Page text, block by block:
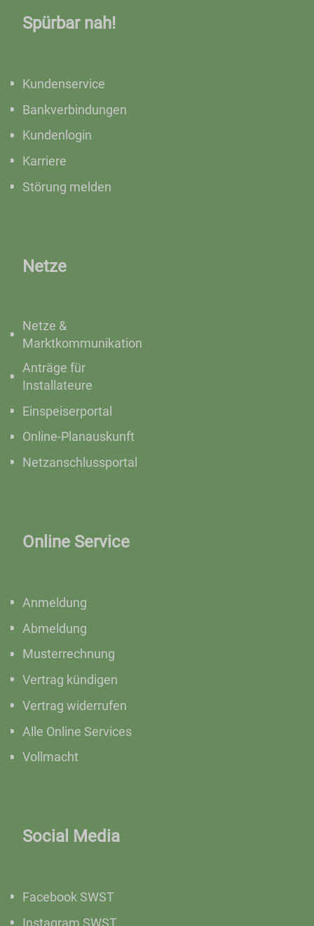
Spürbar nah!
Kundenservice
Bankverbindungen
Kundenlogin
Karriere
Störung melden
Netze
Netze &
Marktkommunikation
Anträge für
Installateure
Einspeiserportal
Online-Planauskunft
Netzanschlussportal
Online Service
Anmeldung
Abmeldung
Musterrechnung
Vertrag kündigen
Vertrag widerrufen
Alle Online Services
Vollmacht
Social Media
Facebook SWST
Instagram SWST